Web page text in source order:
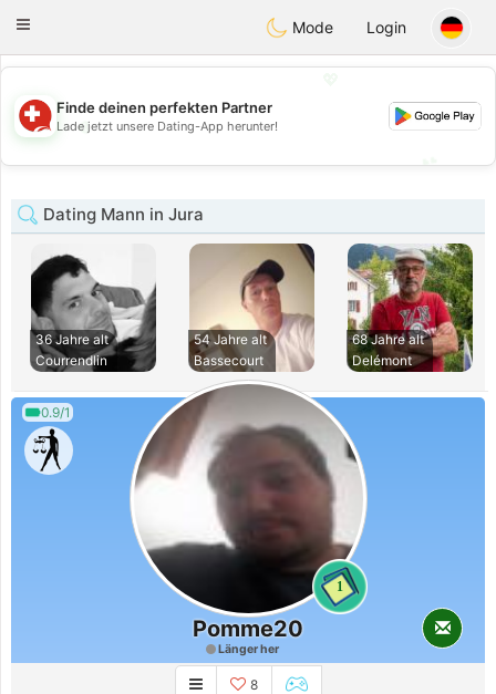
Suissi
Toggle
Mode Login
💖
💕
Finde deinen perfekten Partner
Lade jetzt unsere Dating-App herunter!
Dating Mann in Jura
36 Jahre alt
Courrendlin
54 Jahre alt
Bassecourt
68 Jahre alt
Delémont
0.9/1
1
Pomme20
Länger her
8